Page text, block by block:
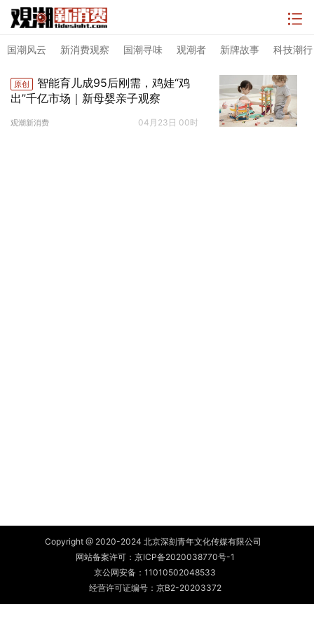
国潮风云 新消费观察 国潮寻味 观潮者 新牌故事 科技潮行
原创
智能育儿成95后刚需，鸡娃“鸡
出”千亿市场｜新母婴亲子观察
观潮新消费 04月23日 00时
Copyright @ 2020-2024 北京深刻青年文化传媒有限公司
网站备案许可： 京ICP备2020038770号-1
京公网安备： 11010502048533
经营许可证编号：京B2-20203372